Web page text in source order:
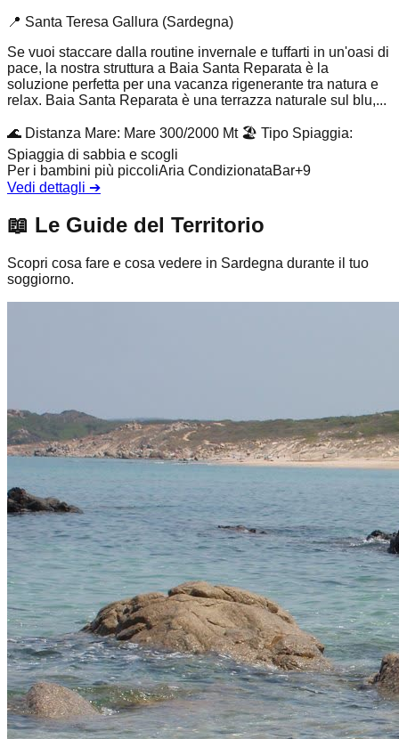
📍 Santa Teresa Gallura (Sardegna)
Se vuoi staccare dalla routine invernale e tuffarti in un'oasi di
pace, la nostra struttura a Baia Santa Reparata è la
soluzione perfetta per una vacanza rigenerante tra natura e
relax. Baia Santa Reparata è una terrazza naturale sul blu,...
🌊 Distanza Mare: Mare 300/2000 Mt 🏖️ Tipo Spiaggia:
Spiaggia di sabbia e scogli
Per i bambini più piccoliAria CondizionataBar+9
Vedi dettagli ➔
📖 Le Guide del Territorio
Scopri cosa fare e cosa vedere in Sardegna durante il tuo
soggiorno.